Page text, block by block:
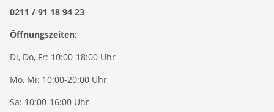
0211 / 91 18 94 23
Öffnungszeiten:
Di, Do, Fr: 10:00-18:00 Uhr
Mo, Mi: 10:00-20:00 Uhr
Sa: 10:00-16:00 Uhr